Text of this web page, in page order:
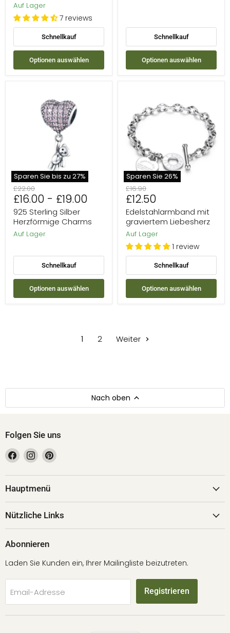
Auf Lager
7 reviews
Schnellkauf
Optionen auswählen
Schnellkauf
Optionen auswählen
Sparen Sie bis zu 27%
Herzförmige
Ursprünglicher
Preis
£22.00
£16.00 - £19.00
925 Sterling Silber
Herzförmige Charms
Auf Lager
Schnellkauf
Optionen auswählen
Sparen Sie 26%
graviertem
Liebesherz
Ursprünglicher
Preis
£16.90
Aktueller
Preis
£12.50
Edelstahlarmband mit
graviertem Liebesherz
Auf Lager
1 review
Schnellkauf
Optionen auswählen
1 2 Weiter
Nach oben
Folgen Sie uns
Finden
Sie
uns
auf
Finden
Sie
uns
auf
Finden
uns
Hauptmenü
Nützliche Links
Abonnieren
Laden Sie Kunden ein, Ihrer Mailingliste beizutreten.
Email-Adresse Registrieren